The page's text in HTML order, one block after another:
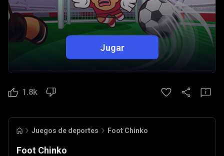
Jugar
1.8k
Juegos de deportes Foot Chinko
Foot Chinko